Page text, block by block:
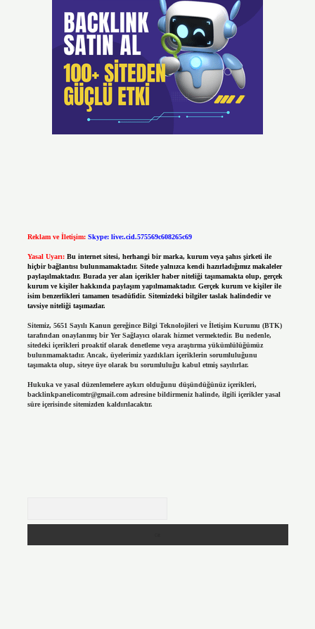
Reklam ve İletişim: Skype: live:.cid.575569c608265c69
Yasal Uyarı: Bu internet sitesi, herhangi bir marka, kurum veya şahıs şirketi ile
hiçbir bağlantısı bulunmamaktadır. Sitede yalnızca kendi hazırladığımız makaleler
paylaşılmaktadır. Burada yer alan içerikler haber niteliği taşımamakta olup, gerçek
kurum ve kişiler hakkında paylaşım yapılmamaktadır. Gerçek kurum ve kişiler ile
isim benzerlikleri tamamen tesadüfidir. Sitemizdeki bilgiler taslak halindedir ve
tavsiye niteliği taşımazlar.
Sitemiz, 5651 Sayılı Kanun gereğince Bilgi Teknolojileri ve İletişim Kurumu (BTK)
tarafından onaylanmış bir Yer Sağlayıcı olarak hizmet vermektedir. Bu nedenle,
sitedeki içerikleri proaktif olarak denetleme veya araştırma yükümlülüğümüz
bulunmamaktadır. Ancak, üyelerimiz yazdıkları içeriklerin sorumluluğunu
taşımakta olup, siteye üye olarak bu sorumluluğu kabul etmiş sayılırlar.
Hukuka ve yasal düzenlemelere aykırı olduğunu düşündüğünüz içerikleri,
backlinkpanelicomtr@gmail.comadresine bildirmeniz halinde, ilgili içerikler yasal
süre içerisinde sitemizden kaldırılacaktır.